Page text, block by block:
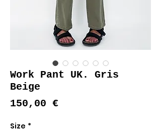
Work Pant UK. Gris
Beige
150,00 €Prix
Size *